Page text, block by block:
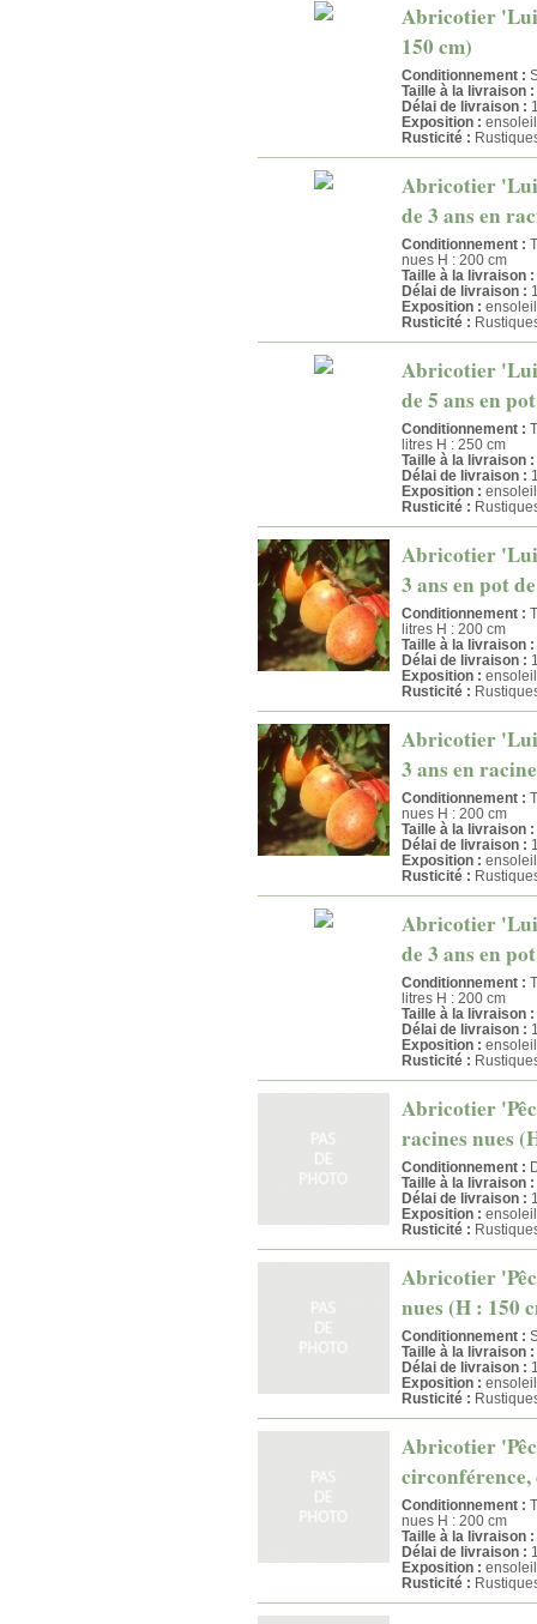
Abricotier
150 cm)
Conditionnement :
Taille à la livraison :
Délai de livraison :
Exposition :
Rusticité :
Abricotier
de 3 ans en
Conditionnement :
nues H : 200 cm
Taille à la livraison :
Délai de livraison :
Exposition :
Rusticité :
Abricotier
de 5 ans en
Conditionnement :
litres H : 250 cm
Taille à la livraison :
Délai de livraison :
Exposition :
Rusticité :
Abricotier
3 ans en pot
Conditionnement :
litres H : 200 cm
Taille à la livraison :
Délai de livraison :
Exposition :
Rusticité :
Abricotier
3 ans en
Conditionnement :
nues H : 200 cm
Taille à la livraison :
Délai de livraison :
Exposition :
Rusticité :
Abricotier
de 3 ans en
Conditionnement :
litres H : 200 cm
Taille à la livraison :
Délai de livraison :
Exposition :
Rusticité :
Abricotier
racines nues
Conditionnement :
Taille à la livraison :
Délai de livraison :
Exposition :
Rusticité :
Abricotier
nues (H : 150
Conditionnement :
Taille à la livraison :
Délai de livraison :
Exposition :
Rusticité :
Abricotier
circonférence,
Conditionnement :
nues H : 200 cm
Taille à la livraison :
Délai de livraison :
Exposition :
Rusticité :